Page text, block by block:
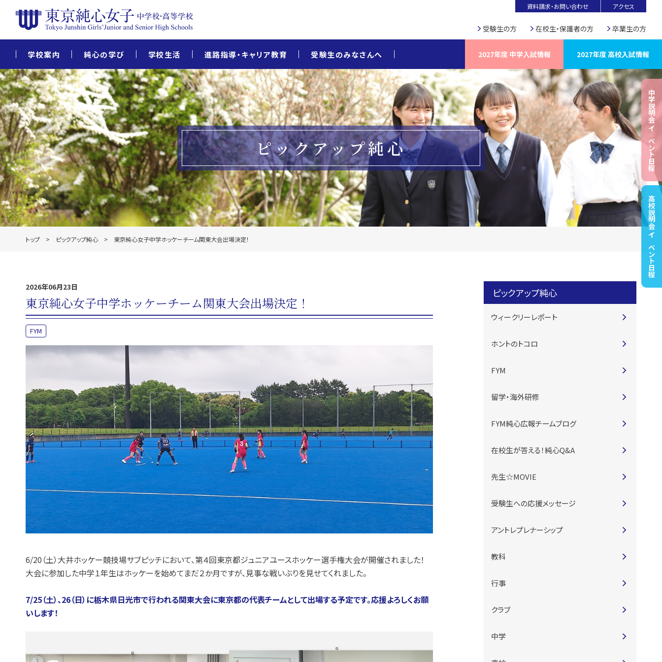
アクセス
資料請求・お問い合わせ
受験生の方 在校生・保護者の方 卒業生の方
学校案内 純心の学び 学校生活 進路指導・キャリア教育 受験生のみなさんへ 2027年度 中学入試情報 2027年度 高校入試情報
中学説明会・イベント日程
高校説明会・イベント日程
ピックアップ純心
トップ ピックアップ純心 東京純心女子中学ホッケーチーム関東大会出場決定！
2026年06月23日
東京純心女子中学ホッケーチーム関東大会出場決定！
FYM
6/20（土）大井ホッケー競技場サブピッチにおいて、第４回東京都ジュニアユースホッケー選手権大会が開催されました！
大会に参加した中学１年生はホッケーを始めてまだ２か月ですが、見事な戦いぶりを見せてくれました。
7/25（土）、26（日）に栃木県日光市で行われる関東大会に東京都の代表チームとして出場する予定です。応援よろしくお願
いします！
ピックアップ純心
ウィークリーレポート
ホントのトコロ
FYM
留学・海外研修
FYM純心広報チームブログ
在校生が答える！純心Q&A
先生☆MOVIE
受験生への応援メッセージ
アントレプレナーシップ
教科
行事
クラブ
中学